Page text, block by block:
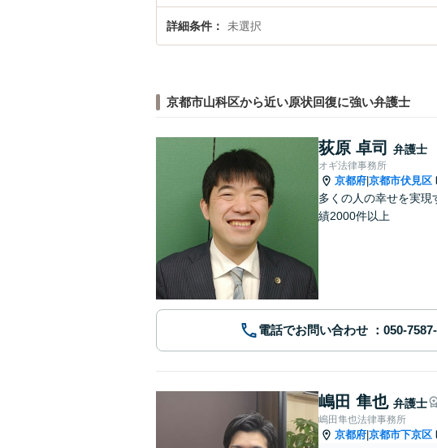
詳細条件 未選択
京都市山科区から近い原状回復に強い弁護士
荻原 卓司 弁護士
オギ法律事務所
京都府 京都市伏見区
多くの人の幸せを実
績2000件以上
電話でお問い合わせ
嶋田 隼也 弁護士
嶋田隼也法律事務所
京都府 京都市下京区